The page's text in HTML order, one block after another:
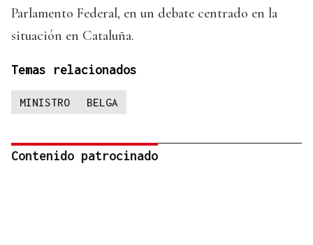
Parlamento Federal, en un debate centrado en la
situación en Cataluña.
Temas relacionados
MINISTRO BELGA
Contenido patrocinado